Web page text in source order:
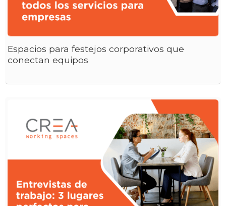
Espacios para festejos corporativos que
conectan equipos